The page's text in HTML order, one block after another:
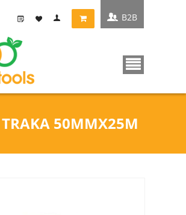
TRAKA 50MMX25M
B2B